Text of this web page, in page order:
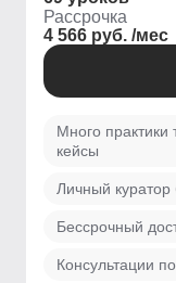
Рассрочка
4 566 руб. /мес
Много
кейсы
Личный куратор
Бессрочный
Консультации